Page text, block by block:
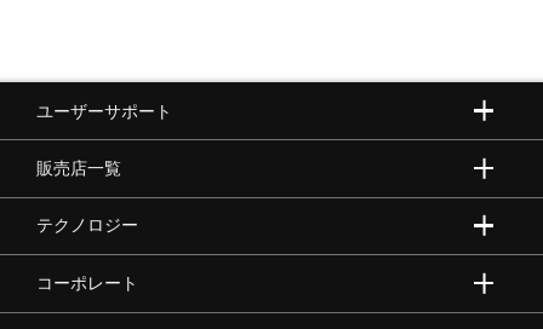
バレーボール
バドミントン
ユーザーサポート
販売店一覧
テクノロジー
コーポレート